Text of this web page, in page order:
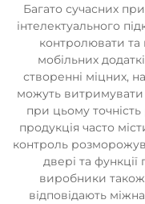
Багато сучасних
інтелектуального
контролювати
мобільних
створенні міцних,
можуть витримувати
при цьому
продукція часто
контроль
двері та функції
виробники також
відповідають